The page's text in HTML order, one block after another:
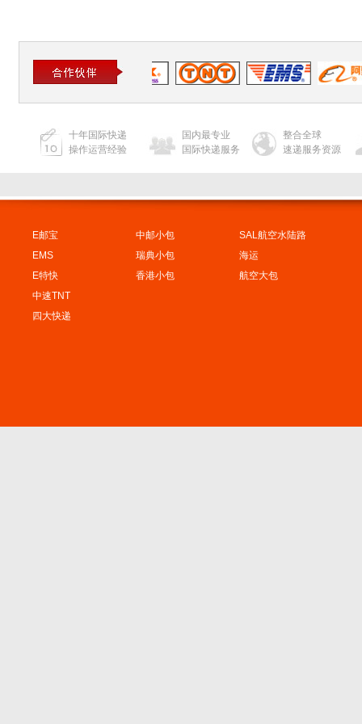
十年国际快递
操作运营经验
国内最专业
国际快递服务
整合全球
速递服务资源
E邮宝
EMS
E特快
中速TNT
四大快递
中邮小包
瑞典小包
香港小包
SAL航空水陆路
海运
航空大包